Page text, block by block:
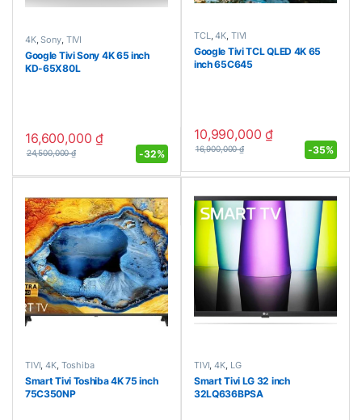
4K,Sony, TIVI
Google Tivi Sony 4K 65 inch
KD-65X80L
16,600,000₫
24,500,000₫ -32%
TCL,4K, TIVI
Google Tivi TCL QLED 4K 65
inch 65C645
10,990,000₫
16,900,000₫ -35%
TIVI,4K, Toshiba
Smart Tivi Toshiba 4K 75 inch
75C350NP
TIVI,4K, LG
Smart Tivi LG 32 inch
32LQ636BPSA